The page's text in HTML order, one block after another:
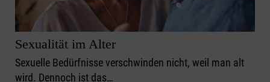
Sexualität im Alter
Sexuelle Bedürfnisse verschwinden nicht, weil man alt
wird. Dennoch ist das…